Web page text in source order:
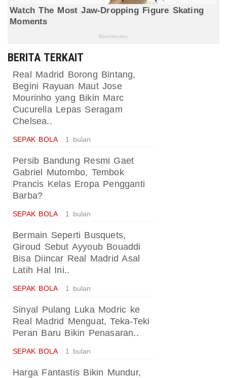
BERITA TERKAIT
Real Madrid Borong Bintang,
Begini Rayuan Maut Jose
Mourinho yang Bikin Marc
Cucurella Lepas Seragam
Chelsea..
SEPAK BOLA 1 bulan
Persib Bandung Resmi Gaet
Gabriel Mutombo, Tembok
Prancis Kelas Eropa Pengganti
Barba?
SEPAK BOLA 1 bulan
Bermain Seperti Busquets,
Giroud Sebut Ayyoub Bouaddi
Bisa Diincar Real Madrid Asal
Latih Hal Ini..
SEPAK BOLA 1 bulan
Sinyal Pulang Luka Modric ke
Real Madrid Menguat, Teka-Teki
Peran Baru Bikin Penasaran..
SEPAK BOLA 1 bulan
Harga Fantastis Bikin Mundur,